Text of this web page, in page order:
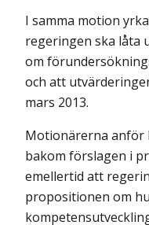
I samma motion
regeringen ska låta
om
och att
mars 2013.
Motionärerna anför
bakom förslagen i
emellertid att
propositionen om